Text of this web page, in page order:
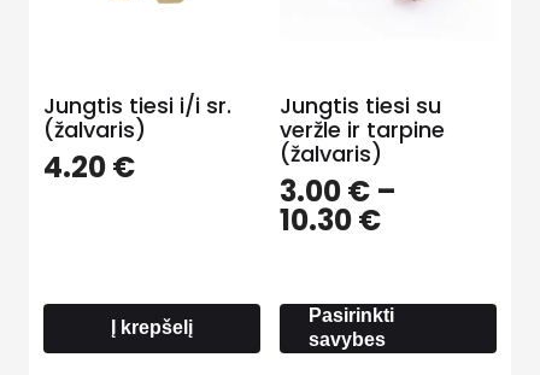
Jungtis tiesi i/i sr.
(žalvaris)
4.20€
Į krepšelį
Jungtis tiesi su
veržle ir tarpine
(žalvaris)
3.00€ –
10.30€Price
through
10.30 €
Pasirinkti
savybes